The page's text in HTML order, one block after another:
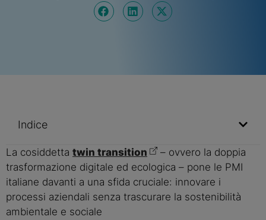
Indice
La cosiddetta twin transition
– ovvero la doppia
trasformazione digitale ed ecologica – pone le PMI
italiane davanti a una sfida cruciale: innovare i
processi aziendali senza trascurare la sostenibilità
ambientale e sociale